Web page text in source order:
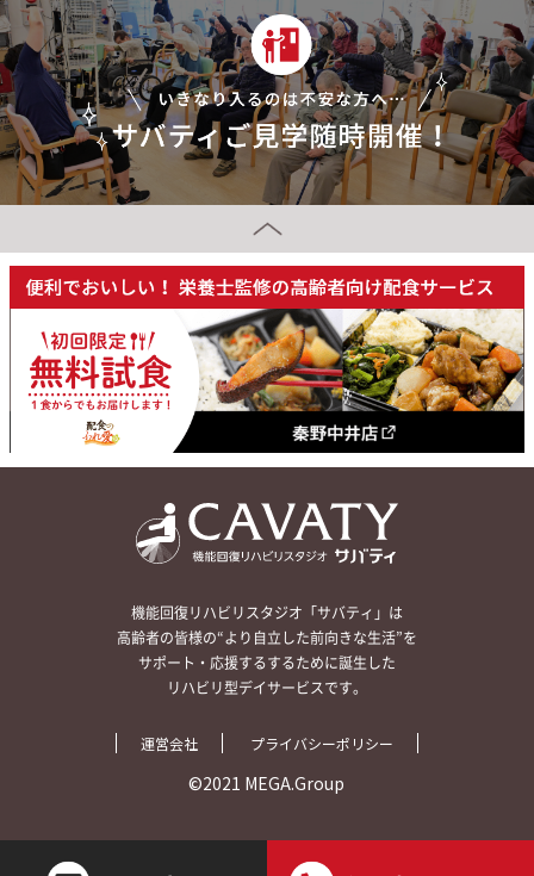
機能回復リハビリスタジオ「サバティ」は
高齢者の皆様の“より自立した前向きな生活”を
サポート・応援するするために誕生した
リハビリ型デイサービスです。
運営会社 プライバシーポリシー
©2021 MEGA.Group